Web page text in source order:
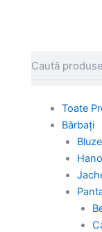
Toate
Bărbați
Bluze